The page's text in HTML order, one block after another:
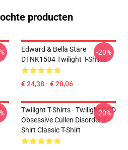
producten
Edward & Bella Stare
DTNK1504 Twilight T-Shirts
€ 24,38 - € 28,06
-20%
Twilight T-Shirts - Twilight OCD
Obsessive Cullen Disorder T-
Shirt Classic T-Shirt
-20%